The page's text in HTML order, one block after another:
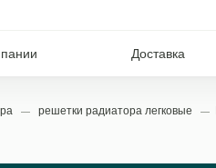
Доставка
решетки радиатора легковые